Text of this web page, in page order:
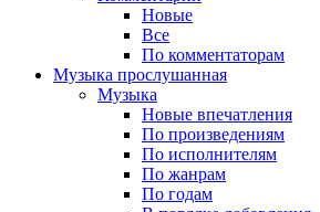
Новые
Все
По комментаторам
Музыка прослушанная
Музыка
Новые впечатления
По произведениям
По исполнителям
По жанрам
По годам